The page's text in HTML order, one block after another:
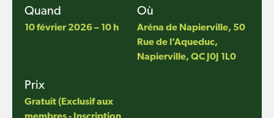
Quand
10 février 2026 – 10 h
Où
Aréna de Napierville, 50
Rue de l’Aqueduc,
Napierville, QC J0J 1L0
Prix
Gratuit (Exclusif aux